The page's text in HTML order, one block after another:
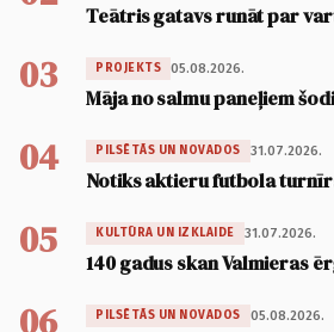
Teātris gatavs runāt par
03 PROJEKTS 05.08.2026.
Māja no salmu paneļiem
04 PILSĒTĀS UN NOVADOS 31.07.2026.
Notiks aktieru futbola
05 KULTŪRA UN IZKLAIDE 31.07.2026.
140 gadus skan Valmieras
06 PILSĒTĀS UN NOVADOS 05.08.2026.